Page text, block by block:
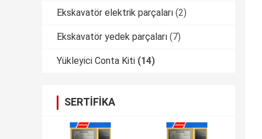
Ekskavatör elektrik parçaları (2)
Ekskavatör yedek parçaları (7)
Yükleyici Conta Kiti (14)
SERTIFIKA